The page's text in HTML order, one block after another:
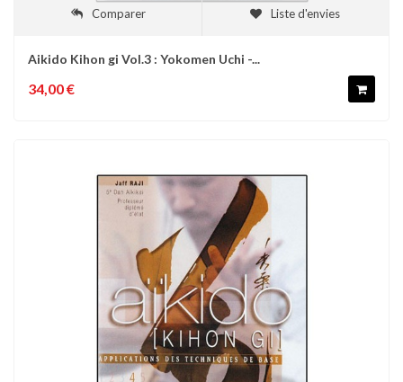
Comparer Liste d'envies
Aikido Kihon gi Vol.3 : Yokomen Uchi -...
34,00 €